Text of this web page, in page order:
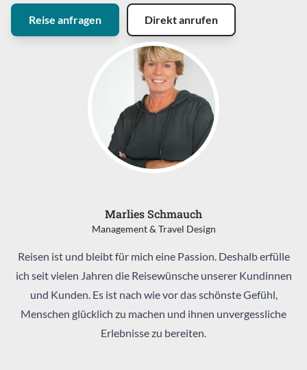
Reise anfragen Direkt anrufen
Marlies Schmauch
Management & Travel Design
Reisen ist und bleibt für mich eine Passion. Deshalb erfülle
ich seit vielen Jahren die Reisewünsche unserer Kundinnen
und Kunden. Es ist nach wie vor das schönste Gefühl,
Menschen glücklich zu machen und ihnen unvergessliche
Erlebnisse zu bereiten.